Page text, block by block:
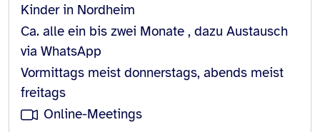
Kinder in Nordheim
Ca. alle ein bis zwei Monate , dazu Austausch
via WhatsApp
Vormittags meist donnerstags, abends meist
freitags
Online-Meetings